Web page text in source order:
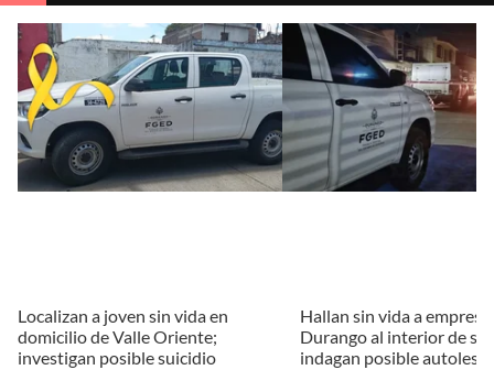
Localizan a joven sin vida en
domicilio de Valle Oriente;
investigan posible suicidio
Hallan sin vida a
Durango al interior de su
indagan posible